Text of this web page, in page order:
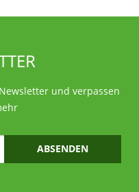
und verpassen
ABSENDEN